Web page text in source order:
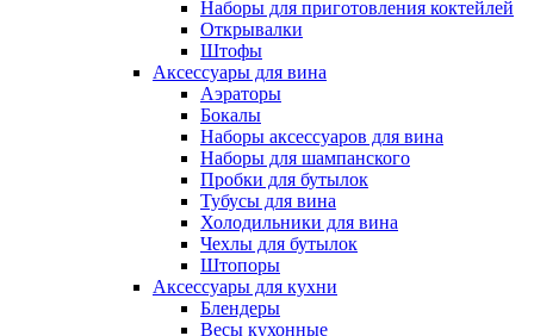
Наборы для приготовления коктейлей
Открывалки
Штофы
Аксессуары для вина
Аэраторы
Бокалы
Наборы аксессуаров для вина
Наборы для шампанского
Пробки для бутылок
Тубусы для вина
Холодильники для вина
Чехлы для бутылок
Штопоры
Аксессуары для кухни
Блендеры
Весы кухонные